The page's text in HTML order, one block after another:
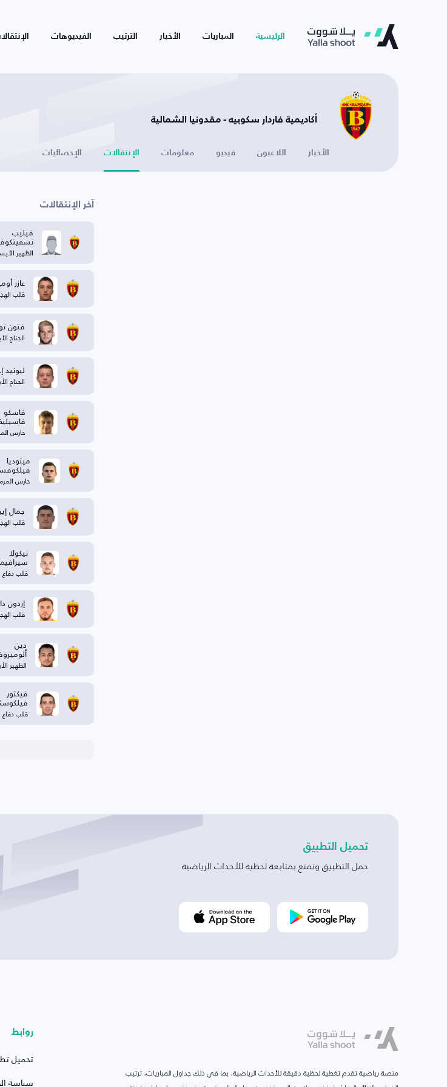
الرئيسية المباريات الأخبار الترتيب الفيديوهات
أكاديمية فاردار سكوبيه - مقدونيا الشمالية
الأخبار اللاعبون فيديو معلومات الإنتقالات الإحصائيات
آخر الإنتقالات
فيليب
الظهير
عازر
قلب
فتون
الجناح
ليونيد
الجناح
فاسكو
حارس
ميتوديا
حارس
جمال
قلب
نيكولا
قلب دفاع
إردون
قلب
دين
الظهير
فيكتور
قلب دفاع
تحميل التطبيق
حمل التطبيق وتمتع بمتابعة لحظية للأحداث الرياضية
منصة رياضية تقدم تغطية لحظية دقيقة للأحداث الرياضية، بما في ذلك جداول المباريات، ترتيب
روابط
تحميل
سياسة